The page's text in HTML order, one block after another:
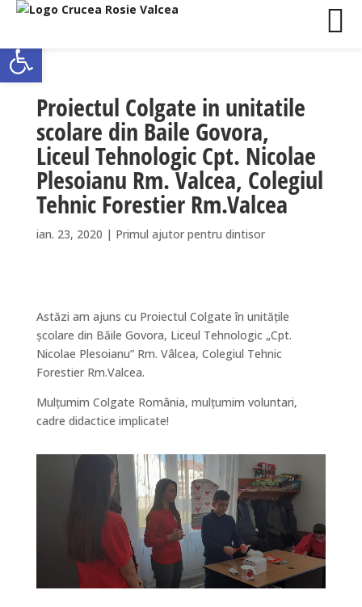
Deschide bara de unelte
Proiectul Colgate in unitatile
scolare din Baile Govora,
Liceul Tehnologic Cpt. Nicolae
Plesoianu Rm. Valcea, Colegiul
Tehnic Forestier Rm.Valcea
ian. 23, 2020 | Primul ajutor pentru dintisor
Astăzi am ajuns cu Proiectul Colgate în unitățile
școlare din Băile Govora, Liceul Tehnologic „Cpt.
Nicolae Plesoianu” Rm. Vâlcea, Colegiul Tehnic
Forestier Rm.Valcea.
Mulțumim Colgate România, mulțumim voluntari,
cadre didactice implicate!